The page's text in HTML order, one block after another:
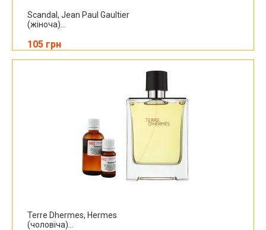
Scandal, Jean Paul Gaultier
(жіноча)...
105 грн
Terre Dhermes, Hermes
(чоловіча)...